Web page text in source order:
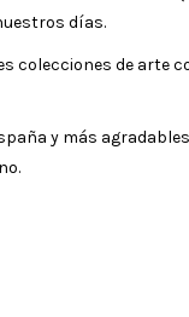
días.
colecciones de arte
y más